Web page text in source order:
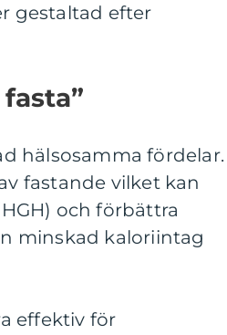
gestaltad efter
hälsosamma fördelar.
fastande vilket kan
och förbättra
minskad kaloriintag
effektiv för